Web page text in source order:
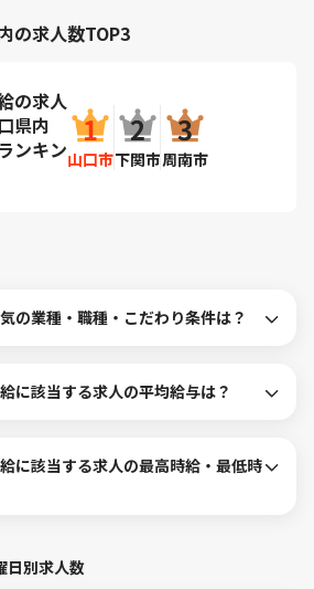
の求人数TOP3
の求人
県内
ンキン山口市下関市周南市
の業種・職種・こだわり条件は？
に該当する求人の平均給与は？
に該当する求人の最高時給・最低時
日別求人数